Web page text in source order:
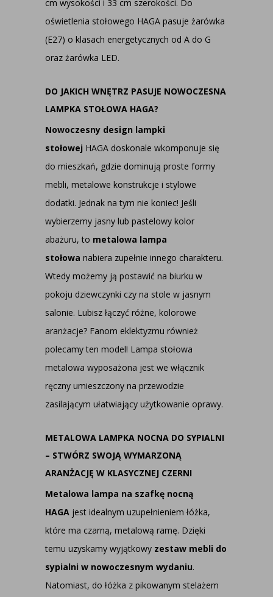
cm wysokości i 33 cm szerokości. Do
oświetlenia stołowego HAGA pasuje żarówka
(E27) o klasach energetycznych od A do G
oraz żarówka LED.
DO JAKICH WNĘTRZ PASUJE NOWOCZESNA
LAMPKA STOŁOWA HAGA?
Nowoczesny design lampki
stołowej HAGA doskonale wkomponuje się
do mieszkań, gdzie dominują proste formy
mebli, metalowe konstrukcje i stylowe
dodatki. Jednak na tym nie koniec! Jeśli
wybierzemy jasny lub pastelowy kolor
abażuru, to metalowa lampa
stołowa nabiera zupełnie innego charakteru.
Wtedy możemy ją postawić na biurku w
pokoju dziewczynki czy na stole w jasnym
salonie. Lubisz łączyć różne, kolorowe
aranżacje? Fanom eklektyzmu również
polecamy ten model! Lampa stołowa
metalowa wyposażona jest we włącznik
ręczny umieszczony na przewodzie
zasilającym ułatwiający użytkowanie oprawy.
METALOWA LAMPKA NOCNA DO SYPIALNI
– STWÓRZ SWOJĄ WYMARZONĄ
ARANŻACJĘ W KLASYCZNEJ CZERNI
Metalowa lampa na szafkę nocną
HAGA jest idealnym uzupełnieniem łóżka,
które ma czarną, metalową ramę. Dzięki
temu uzyskamy wyjątkowy zestaw mebli do
sypialni w nowoczesnym wydaniu.
Natomiast, do łóżka z pikowanym stelażem